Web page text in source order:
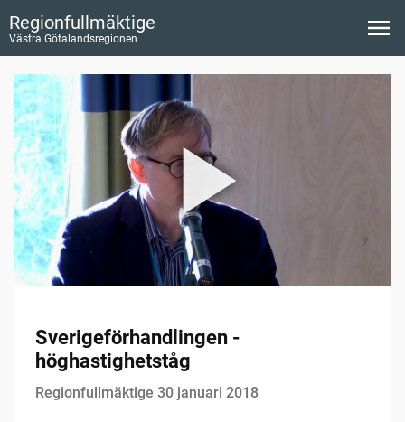
Regionfullmäktige
Västra Götalandsregionen
Sverigeförhandlingen -
höghastighetståg
Regionfullmäktige 30 januari 2018